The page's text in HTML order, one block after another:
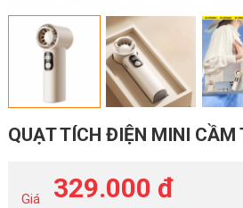
QUẠT TÍCH ĐIỆN MINI CẦM
Giá 329.000 đ